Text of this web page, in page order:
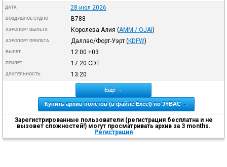
ДАТА 28 июл 2026
ВОЗДУШНОЕ СУДНО B788
АЭРОПОРТ ВЫЛЕТА Королева Алия (AMM / OJAI)
АЭРОПОРТ ПРИЛЕТА Даллас/Форт-Уэрт (KDFW)
ВЫЛЕТ 12:00 +03
ПРИЛЕТ 17:20 CDT
ДЛИТЕЛЬНОСТЬ 13:20
Ещё →
Купить архив полетов (в файле Excel) по JYBAC →
Зарегистрированные пользователи (регистрация бесплатна и не
вызовет сложностей!) могут просматривать архив за 3 months.
Регистрация